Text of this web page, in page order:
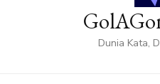
Dunia Kata,